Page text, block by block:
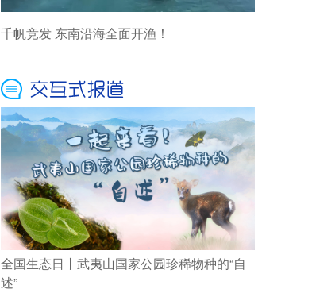
千帆竞发 东南沿海全面开渔！
全国生态日丨武夷山国家公园珍稀物种的“自
述”